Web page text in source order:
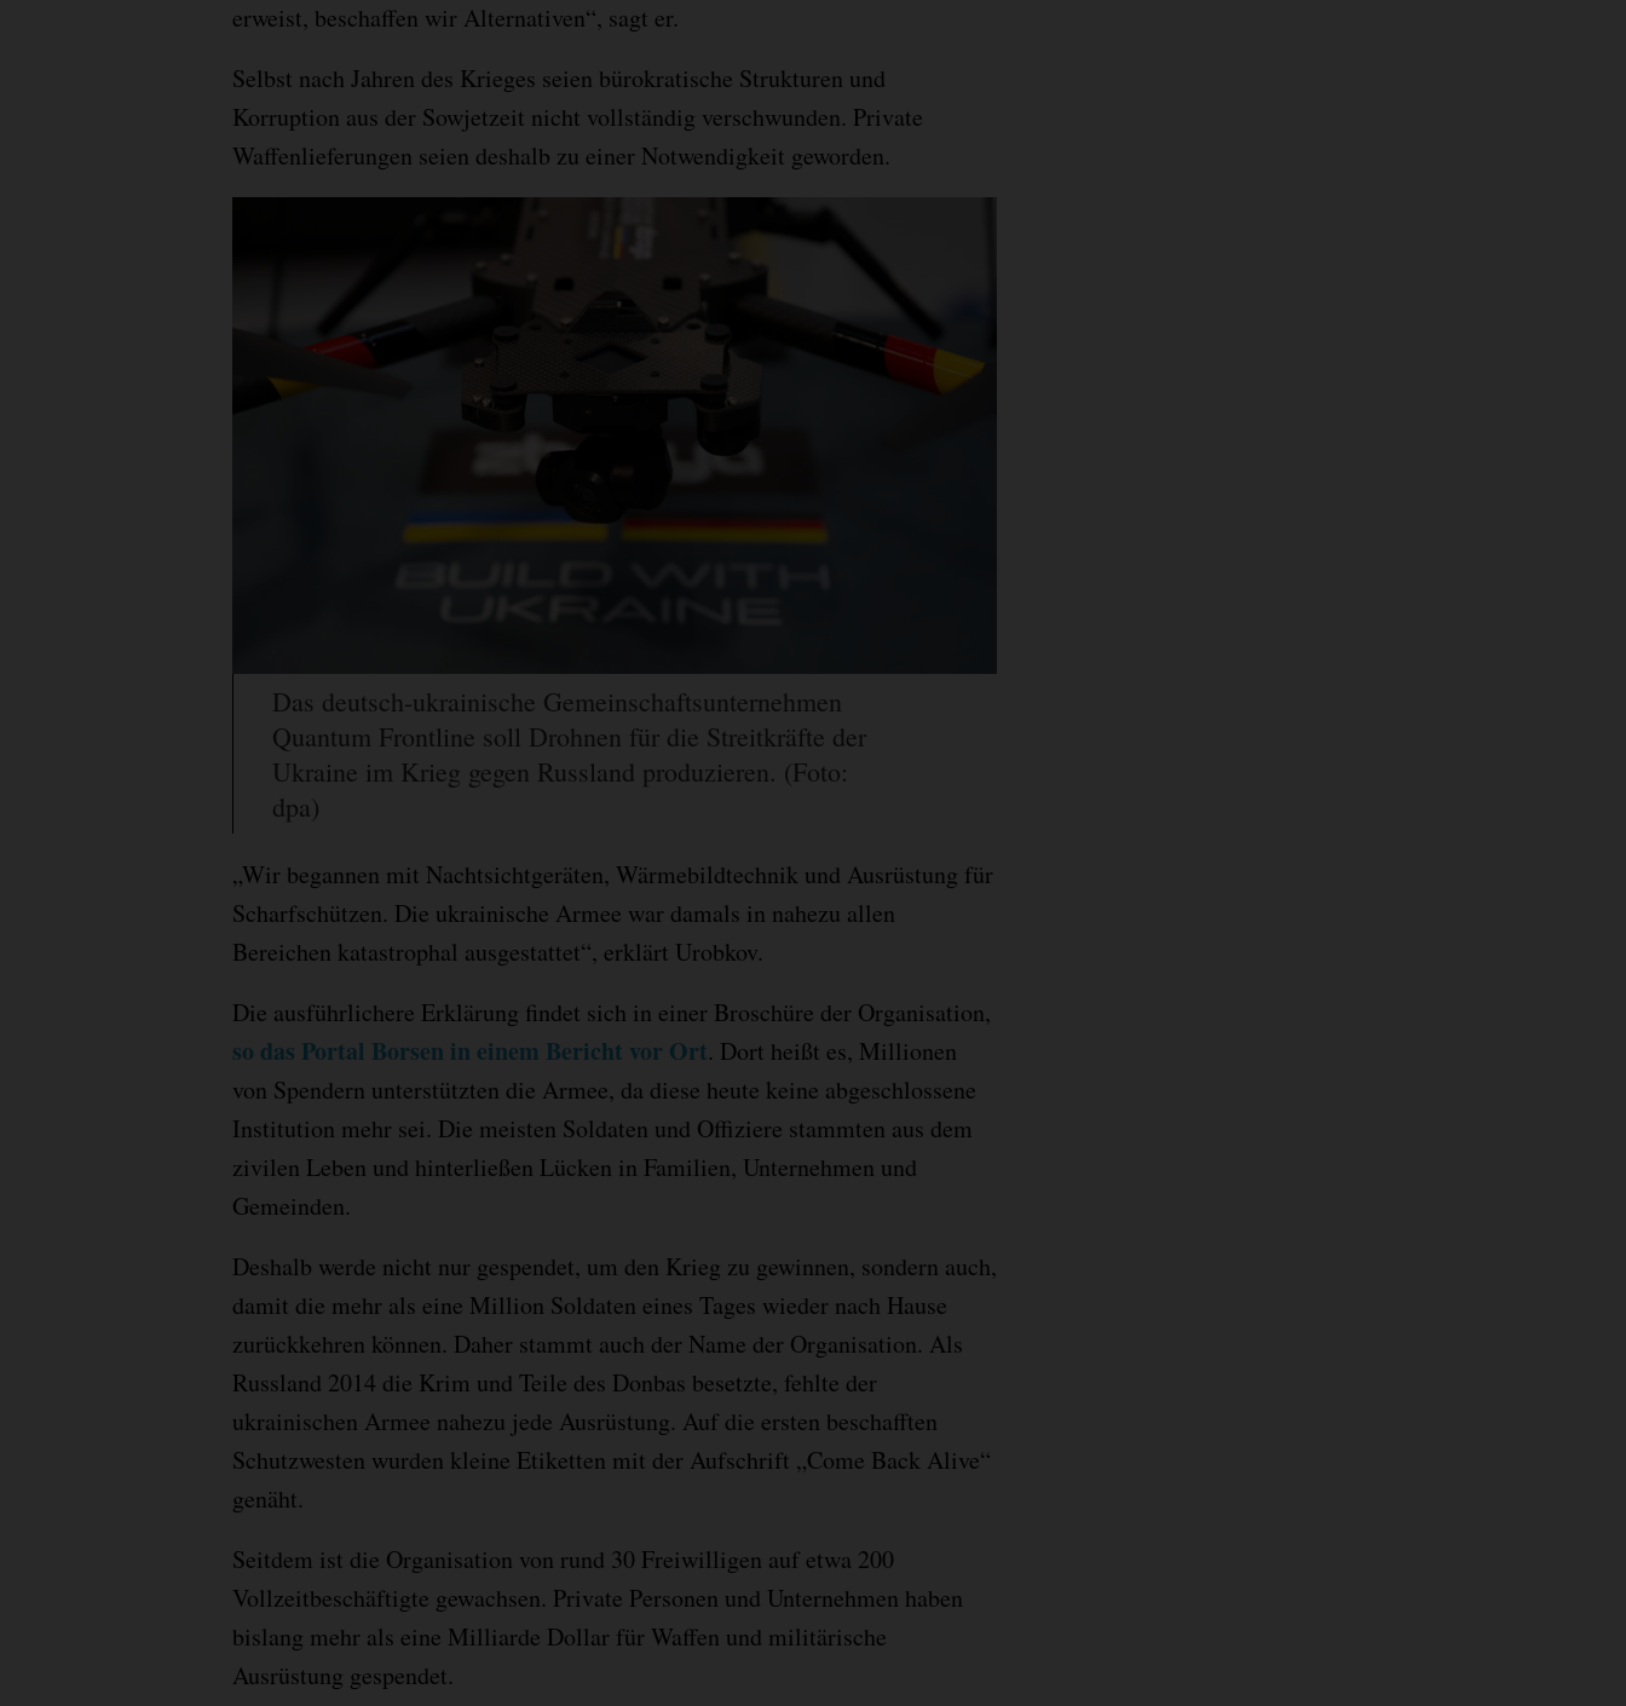
erweist, beschaffen wir Alternativen“, sagt er.
Selbst nach Jahren des Krieges seien bürokratische Strukturen und
Korruption aus der Sowjetzeit nicht vollständig verschwunden. Private
Waffenlieferungen seien deshalb zu einer Notwendigkeit geworden.
Das deutsch-ukrainische Gemeinschaftsunternehmen
Quantum Frontline soll Drohnen für die Streitkräfte der
Ukraine im Krieg gegen Russland produzieren. (Foto:
dpa)
„Wir begannen mit Nachtsichtgeräten, Wärmebildtechnik und Ausrüstung für
Scharfschützen. Die ukrainische Armee war damals in nahezu allen
Bereichen katastrophal ausgestattet“, erklärt Urobkov.
Die ausführlichere Erklärung findet sich in einer Broschüre der Organisation,
so das Portal Borsen in einem Bericht vor Ort. Dort heißt es, Millionen
von Spendern unterstützten die Armee, da diese heute keine abgeschlossene
Institution mehr sei. Die meisten Soldaten und Offiziere stammten aus dem
zivilen Leben und hinterließen Lücken in Familien, Unternehmen und
Gemeinden.
Deshalb werde nicht nur gespendet, um den Krieg zu gewinnen, sondern auch,
damit die mehr als eine Million Soldaten eines Tages wieder nach Hause
zurückkehren können. Daher stammt auch der Name der Organisation. Als
Russland 2014 die Krim und Teile des Donbas besetzte, fehlte der
ukrainischen Armee nahezu jede Ausrüstung. Auf die ersten beschafften
Schutzwesten wurden kleine Etiketten mit der Aufschrift „Come Back Alive“
genäht.
Seitdem ist die Organisation von rund 30 Freiwilligen auf etwa 200
Vollzeitbeschäftigte gewachsen. Private Personen und Unternehmen haben
bislang mehr als eine Milliarde Dollar für Waffen und militärische
Ausrüstung gespendet.